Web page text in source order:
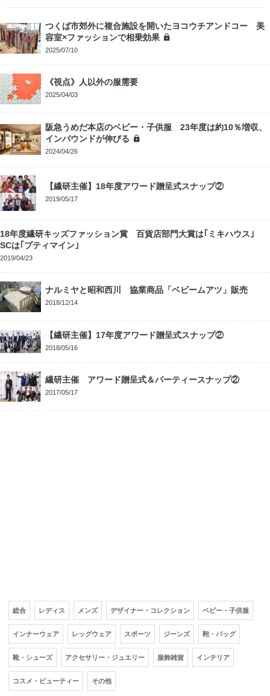
つくば市郊外に複合施設を開いたヨコウチアンドコー 美
容室×ファッションで相乗効果
2025/07/10
《視点》人以外の服需要
2025/04/03
阪急うめだ本店のベビー・子供服 23年度は約10％増収、
インバウンドが伸びる
2024/04/26
【繊研主催】18年度アワード贈呈式スナップ②
2019/05/17
18年度繊研キッズファッション賞 百貨店部門大賞は｢ミキハウス｣
SCは｢プティマイン｣
2019/04/23
ナルミヤと昭和西川 協業商品「ベビームアツ」販売
2018/12/14
【繊研主催】17年度アワード贈呈式スナップ②
2018/05/16
繊研主催 アワード贈呈式＆パーティースナップ②
2017/05/17
総合 レディス メンズ デザイナー・コレクション ベビー・子供服
インナーウェア レッグウェア スポーツ ジーンズ 鞄・バッグ
靴・シューズ アクセサリー・ジュエリー 服飾雑貨 インテリア
コスメ・ビューティー その他